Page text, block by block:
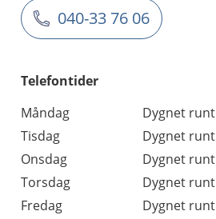
040-33 76 06
Telefontider
Måndag
Dygnet runt
Tisdag
Dygnet runt
Onsdag
Dygnet runt
Torsdag
Dygnet runt
Fredag
Dygnet runt